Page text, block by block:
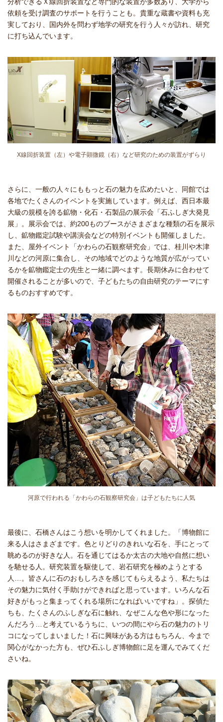
依頼を受け調査のサポートを行うことも。貴重な蔵書や資料も充
実しており、国内外を問わず地学の研究を行う人々が訪れ、研究
に打ち込んでいます。
X線回折装置（左）や電子顕微鏡（右）など研究のための装置がずらり
さらに、一般の人々にももっと石の魅力を広めたいと、同館では
各地でたくさんのイベントを実施しています。例えば、西日本最
大級の規模を誇る鉱物・化石・石製品の展示会「石ふしぎ大発見
展」。展示会では、約200ものブースがさまざまな種類の石を展示
し、鉱物鑑定試験や講演会などの特別イベントも開催しました。
また、屋外イベント「かわらの石観察研究会」では、桂川や木津
川などの河原に集合し、その地域でどのような地質が広がってい
るかを鉱物鑑定士の先生と一緒に調べます。長期休みに合わせて
開催されることが多いので、子どもたちの自由研究のテーマにす
るものおすすめです。
河原で行われる「かわらの石観察研究会」は子どもたちに人気
最後に、石橋さんはこう想いを明かしてくれました。「博物館に
来る人はさまざまです。色とりどりのきれいな石を、手にとって
眺めるのが好きな人。石を通じてはるか太古の大地や自然に想い
を馳せる人。研究装置を駆使して、岩石研究を極めようとする
人…。皆さんに石のおもしろさを感じてもらえるよう、私たちは
その魅力に気付く手助けができればと思っています。いろんな石
好きがもっと集まってくれる場所になればいいですね」。探偵た
ちも、たくさんのふしぎな石に触れ、なぜこんな色や形になった
んだろう…と考えているうちに、いつの間にやら石の魅力のトリ
コになってしまいました！石に興味がある方はもちろん、今まで
関心がなかった方も、ぜひ石ふしぎ博物館に足を運んでみてくだ
さいね。